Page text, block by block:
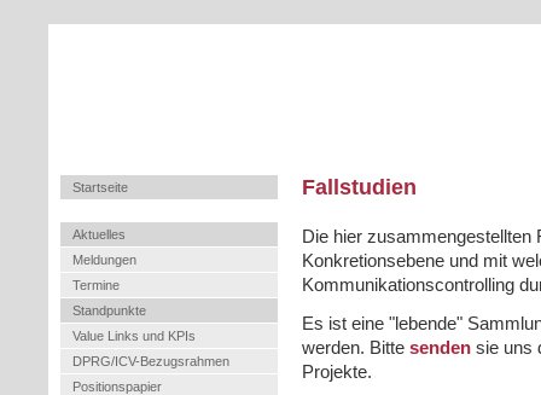
Startseite
Aktuelles
Meldungen
Termine
Standpunkte
Value Links und KPIs
DPRG/ICV-Bezugsrahmen
Positionspapier
Fallstudien
Die hier zusammengestellten
Konkretionsebene und mit
Kommunikationscontrolling
Es ist eine "lebende"
werden. Bitte senden sie uns
Projekte.